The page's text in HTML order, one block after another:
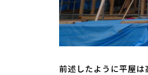
前述したように平屋